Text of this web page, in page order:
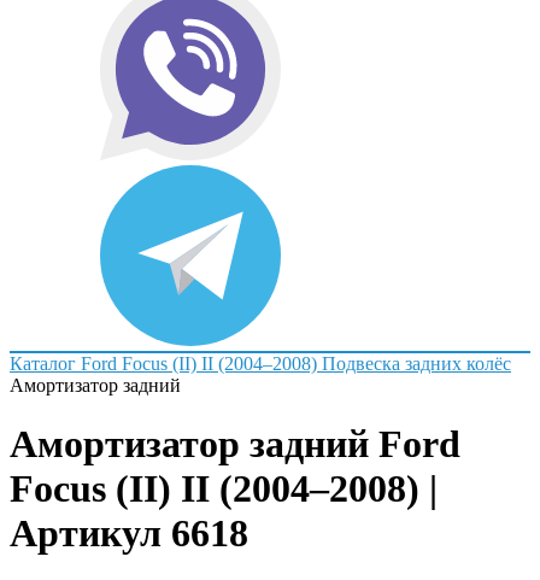
Каталог Ford Focus (II) II (2004–2008) Подвеска задних колёс
Амортизатор задний
Амортизатор задний Ford
Focus (II) II (2004–2008) |
Артикул 6618